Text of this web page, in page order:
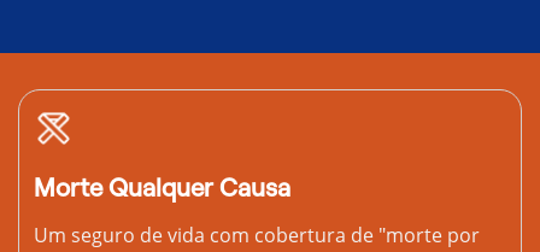
Morte Qualquer Causa
Um seguro de vida com cobertura de "morte por